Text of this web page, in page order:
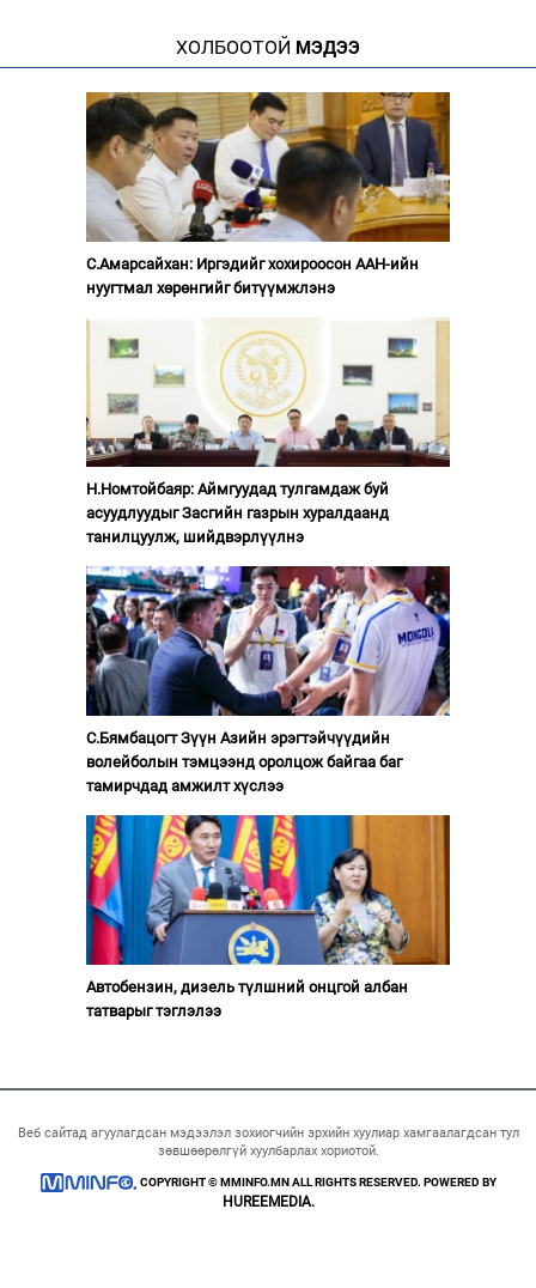
ХОЛБООТОЙ МЭДЭЭ
С.Амарсайхан: Иргэдийг хохироосон ААН-ийн
нуугтмал хөрөнгийг битүүмжлэнэ
Н.Номтойбаяр: Аймгуудад тулгамдаж буй
асуудлуудыг Засгийн газрын хуралдаанд
танилцуулж, шийдвэрлүүлнэ
С.Бямбацогт Зүүн Азийн эрэгтэйчүүдийн
волейболын тэмцээнд оролцож байгаа баг
тамирчдад амжилт хүслээ
Автобензин, дизель түлшний онцгой албан
татварыг тэглэлээ
Веб сайтад агуулагдсан мэдээлэл зохиогчийн эрхийн хуулиар хамгаалагдсан тул
зөвшөөрөлгүй хуулбарлах хориотой.
COPYRIGHT © MMINFO.MN ALL RIGHTS RESERVED. POWERED BY
HUREEMEDIA.